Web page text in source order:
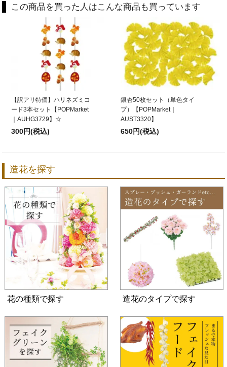
この商品を買った人はこんな商品も買っています
【訳アリ特価】ハリネズミコ
ード3本セット【POPMarket
｜AUHG3729】☆
300円(税込)
銀杏50枚セット（単色タイ
プ）【POPMarket｜
AUST3320】
650円(税込)
造花を探す
花の種類で探す 造花のタイプで探す